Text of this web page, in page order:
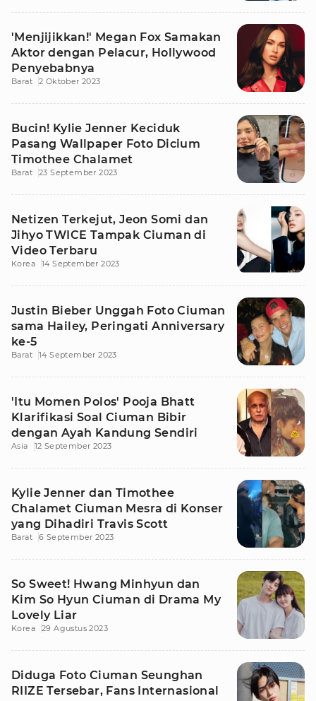
'Menjijikkan!' Megan Fox Samakan
Aktor dengan Pelacur, Hollywood
Penyebabnya
Barat 2 Oktober 2023
Bucin! Kylie Jenner Keciduk
Pasang Wallpaper Foto Dicium
Timothee Chalamet
Barat 23 September 2023
Netizen Terkejut, Jeon Somi dan
Jihyo TWICE Tampak Ciuman di
Video Terbaru
Korea 14 September 2023
Justin Bieber Unggah Foto Ciuman
sama Hailey, Peringati Anniversary
ke-5
Barat 14 September 2023
'Itu Momen Polos' Pooja Bhatt
Klarifikasi Soal Ciuman Bibir
dengan Ayah Kandung Sendiri
Asia 12 September 2023
Kylie Jenner dan Timothee
Chalamet Ciuman Mesra di Konser
yang Dihadiri Travis Scott
Barat 6 September 2023
So Sweet! Hwang Minhyun dan
Kim So Hyun Ciuman di Drama My
Lovely Liar
Korea 29 Agustus 2023
Diduga Foto Ciuman Seunghan
RIIZE Tersebar, Fans Internasional